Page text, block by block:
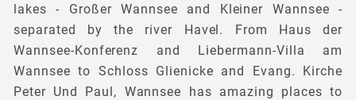
lakes - Großer Wannsee and Kleiner Wannsee -
separated by the river Havel. From Haus der
Wannsee-Konferenz and Liebermann-Villa am
Wannsee to Schloss Glienicke and Evang. Kirche
Peter Und Paul, Wannsee has amazing places to